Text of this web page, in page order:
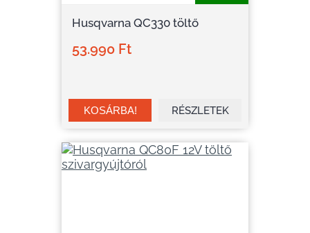
Husqvarna QC330 töltő
53.990 Ft
RÉSZLETEK